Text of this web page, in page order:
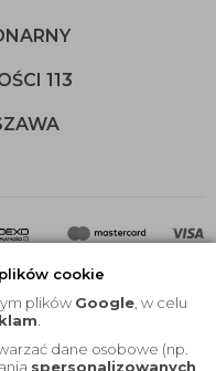
cookie
plików Google , w celu
dane osobowe (np.
spersonalizowanych
113
|KEYfabrics